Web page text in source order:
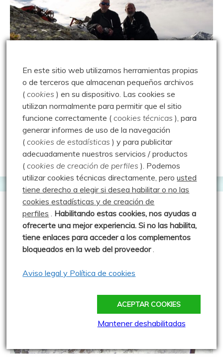
Abadía de Lebanza
La Pernía
Parque Natural Montaña Palentina
Peña Carazo
Peña Carazo – 16.02.13
16 febrero 2013 Luisfer
En este sitio web utilizamos herramientas propias
o de terceros que almacenan pequeños archivos
(cookies ) en su dispositivo. Las cookies se
utilizan normalmente para permitir que el sitio
funcione correctamente (cookies técnicas ), para
generar informes de uso de la navegación
(cookies de estadísticas ) y para publicitar
adecuadamente nuestros servicios / productos
(cookies de creación de perfiles ). Podemos
utilizar cookies técnicas directamente, perousted
tiene derecho a elegir si desea habilitar o no las
cookies estadísticas y de creación de
perfiles . Habilitando estas cookies, nos ayudas a
ofrecerte una mejor experiencia. Si no las habilita,
tiene enlaces para acceder a los complementos
bloqueados en la web del proveedor.
Aviso legal y Política de cookies
ACEPTAR COOKIES
Mantener deshabilitadas